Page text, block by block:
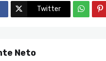
Twitter
Neto